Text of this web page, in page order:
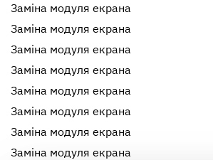
Заміна модуля екрана
Заміна модуля екрана
Заміна модуля екрана
Заміна модуля екрана
Заміна модуля екрана
Заміна модуля екрана
Заміна модуля екрана
Заміна модуля екрана